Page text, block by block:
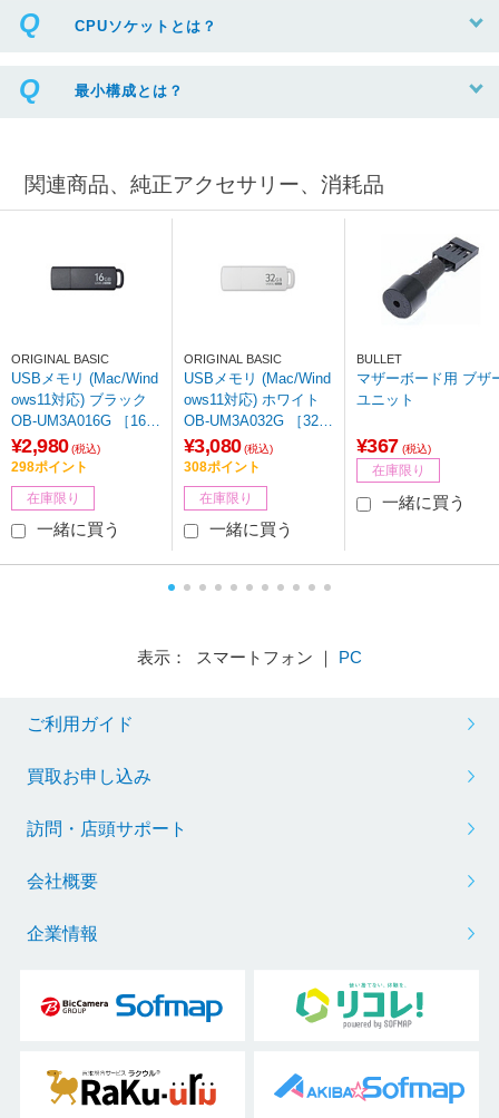
CPUソケットとは？
最小構成とは？
関連商品、純正アクセサリー、消耗品
ORIGINAL BASIC
USBメモリ (Mac/Wind
ows11対応) ブラック
OB-UM3A016G ［16G
B /USB TypeA /USB3.
2 /キャップ式］
¥2,980 (税込)
298ポイント
在庫限り
一緒に買う
ORIGINAL BASIC
USBメモリ (Mac/Wind
ows11対応) ホワイト
OB-UM3A032G ［32G
B /USB TypeA /USB3.
2 /キャップ式］ 【86
4】
¥3,080 (税込)
308ポイント
在庫限り
一緒に買う
BULLET
マザーボード用 ブザ
ユニット
¥367 (税込)
在庫限り
一緒に買う
表示： スマートフォン ｜ PC
ご利用ガイド
買取お申し込み
訪問・店頭サポート
会社概要
企業情報